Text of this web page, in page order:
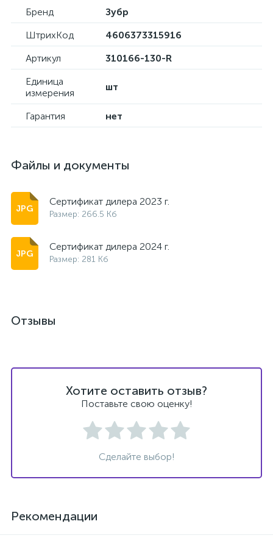
Бренд
Зубр
ШтрихКод
4606373315916
Артикул
310166-130-R
Единица
измерения
шт
Гарантия нет
Файлы и документы
Сертификат дилера 2023 г.
Размер: 266.5 Кб
Сертификат дилера 2024 г.
Размер: 281 Кб
Отзывы
Хотите оставить отзыв?
Поставьте свою оценку!
Сделайте выбор!
Рекомендации